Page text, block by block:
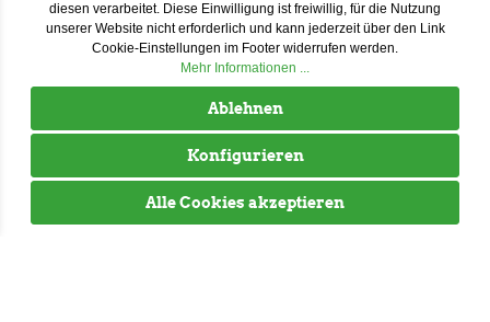
diesen verarbeitet. Diese Einwilligung ist freiwillig, für die Nutzung
unserer Website nicht erforderlich und kann jederzeit über den Link
Cookie-Einstellungen im Footer widerrufen werden.
Mehr Informationen ...
Ablehnen
Konfigurieren
Alle Cookies akzeptieren